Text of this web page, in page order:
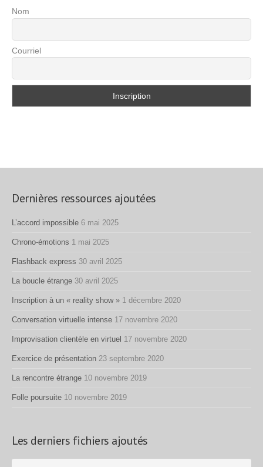
Nom
Courriel
Dernières ressources ajoutées
L’accord impossible 6 mai 2025
Chrono-émotions 1 mai 2025
Flashback express 30 avril 2025
La boucle étrange 30 avril 2025
Inscription à un « reality show » 1 décembre 2020
Conversation virtuelle intense 17 novembre 2020
Improvisation clientèle en virtuel 17 novembre 2020
Exercice de présentation 23 septembre 2020
La rencontre étrange 10 novembre 2019
Folle poursuite 10 novembre 2019
Les derniers fichiers ajoutés